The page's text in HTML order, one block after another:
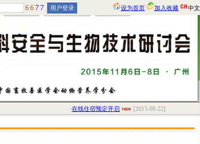
设为首页 加入收藏 中文
在线住宿预定开启 [2015-09-22]